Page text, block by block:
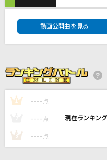
とくべチュ、して
＝LOVE
[生音]卒業
斉藤由貴
雨とカプチーノ
ヨルシカ
[生音]fish
動画公開曲を見る
1 ---- 点 ----
---- 点 ----
3 ---- 点 ----